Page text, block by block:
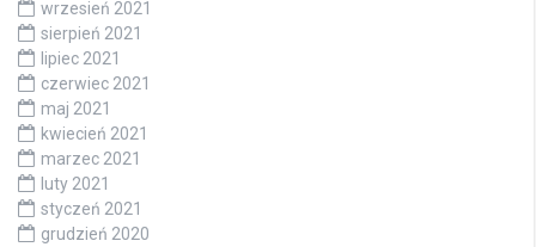
wrzesień 2021
sierpień 2021
lipiec 2021
czerwiec 2021
maj 2021
kwiecień 2021
marzec 2021
luty 2021
styczeń 2021
grudzień 2020